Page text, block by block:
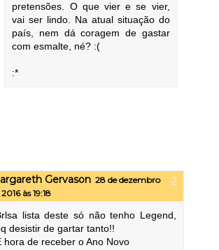
pretensões. O que vier e se vier,
vai ser lindo. Na atual situação do
país, nem dá coragem de gastar
com esmalte, né? :(
:*
Gervason 28 de dezembro
às 19:18
lista deste só não tenho Legend,
desistir de gartar tanto!!
hora de receber o Ano Novo